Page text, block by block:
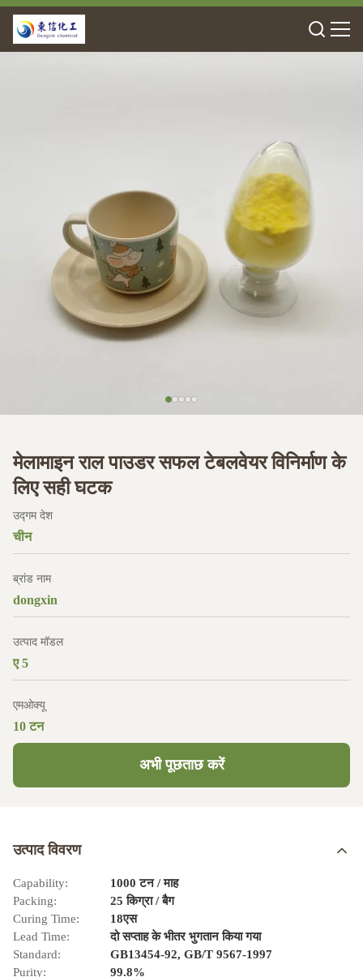
मेलामाइन राल पाउडर सफल टेबलवेयर विनिर्माण के
लिए सही घटक
उद्गम देश
चीन
ब्रांड नाम
dongxin
उत्पाद मॉडल
ए 5
एमओक्यू
10 टन
अभी पूछताछ करें
उत्पाद विवरण
Capability:
1000 टन / माह
Packing:
25 किग्रा / बैग
Curing Time:
18एस
Lead Time:
दो सप्ताह के भीतर भुगतान किया गया
Standard:
GB13454-92, GB/T 9567-1997
Purity:
99.8%